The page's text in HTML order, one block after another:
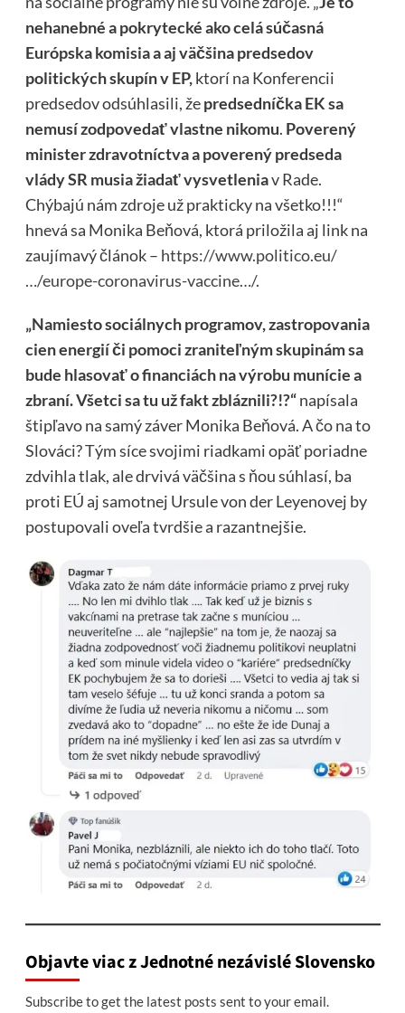
nehanebné a pokrytecké ako celá súčasná
Európska komisia a aj väčšina predsedov
politických skupín v EP,ktorí na Konferencii
predsedov odsúhlasili, žepredsedníčka EK sa
nemusí zodpovedať vlastne nikomu. Poverený
minister zdravotníctva a poverený predseda
vlády SR musia žiadať vysvetleniav Rade.
Chýbajú nám zdroje už prakticky na všetko!!!“
hnevá sa Monika Beňová, ktorá priložila aj link na
zaujímavý článok – https://www.politico.eu/
…/europe-coronavirus-vaccine…/.
„Namiesto sociálnych programov, zastropovania
cien energií či pomoci zraniteľným skupinám sa
bude hlasovať o financiách na výrobu munície a
zbraní. Všetci sa tu už fakt zbláznili?!?“napísala
štipľavo na samý záver Monika Beňová. A čo na to
Slováci? Tým síce svojimi riadkami opäť poriadne
zdvihla tlak, ale drvivá väčšina s ňou súhlasí, ba
proti EÚ aj samotnej Ursule von der Leyenovej by
postupovali oveľa tvrdšie a razantnejšie.
Objavte viac z Jednotné nezávislé Slovensko
Subscribe to get the latest posts sent to your email.